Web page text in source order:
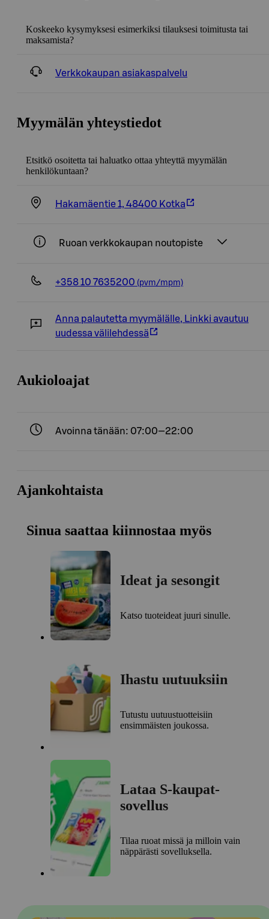
Koskeeko kysymyksesi esimerkiksi tilauksesi toimitusta tai
maksamista?
Verkkokaupan asiakaspalvelu
Myymälän yhteystiedot
Etsitkö osoitetta tai haluatko ottaa yhteyttä myymälän
henkilökuntaan?
Hakamäentie 1, 48400 Kotka
Ruoan verkkokaupan noutopiste
+358 10 7635200 (pvm/mpm)
Anna palautetta myymälälle, Linkki avautuu
uudessa välilehdessä
Aukioloajat
Avoinna tänään: 07:00—22:00
Ajankohtaista
Sinua saattaa kiinnostaa myös
Ideat ja sesongit
Katso tuoteideat juuri sinulle.
Ihastu uutuuksiin
Tutustu uutuustuotteisiin
ensimmäisten joukossa.
Lataa S-kaupat-
sovellus
Tilaa ruoat missä ja milloin vain
näppärästi sovelluksella.